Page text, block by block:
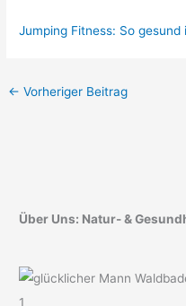
Jumping Fitness: So
← Vorheriger Beitrag
Über Uns: Natur- &